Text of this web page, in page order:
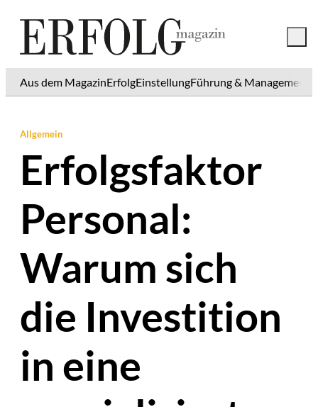
Aus dem MagazinErfolgEinstellungFührung & Management
Allgemein
Erfolgsfaktor
Personal:
Warum sich
die Investition
in eine